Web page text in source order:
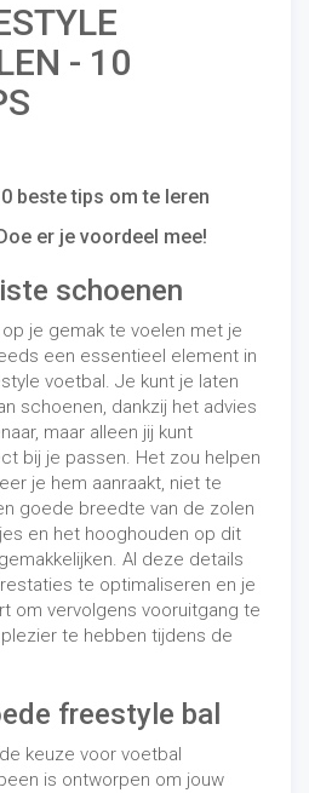
- 10
beste tips om te leren
er je voordeel mee!
schoenen
je gemak te voelen met je
een essentieel element in
voetbal. Je kunt je laten
schoenen, dankzij het advies
maar alleen jij kunt
bij je passen. Het zou helpen
je hem aanraakt, niet te
goede breedte van de zolen
en het hooghouden op dit
Al deze details
te optimaliseren en je
om vervolgens vooruitgang te
te hebben tijdens de
freestyle bal
keuze voor voetbal
is ontworpen om jouw